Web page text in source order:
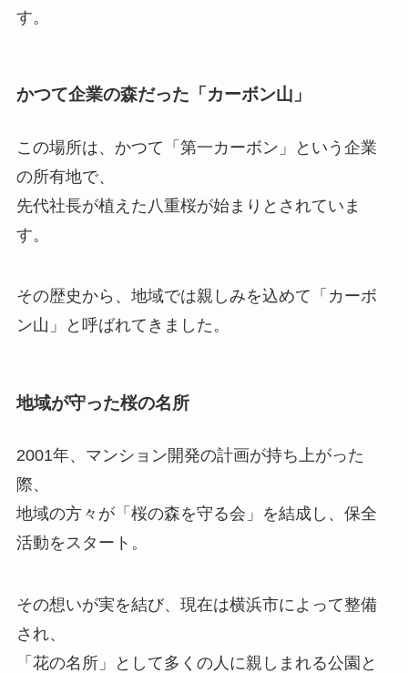
す。
かつて企業の森だった「カーボン山」
この場所は、かつて「第一カーボン」という企業
の所有地で、
先代社長が植えた八重桜が始まりとされていま
す。
その歴史から、地域では親しみを込めて「カーボ
ン山」と呼ばれてきました。
地域が守った桜の名所
2001年、マンション開発の計画が持ち上がった
際、
地域の方々が「桜の森を守る会」を結成し、保全
活動をスタート。
その想いが実を結び、現在は横浜市によって整備
され、
「花の名所」として多くの人に親しまれる公園と